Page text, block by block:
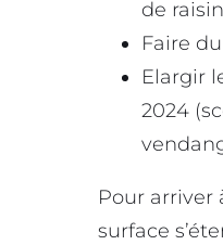
de
Faire
Elargir
2024
Pour arriver
surface